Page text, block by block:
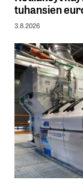
tuhansien
3.8.2026